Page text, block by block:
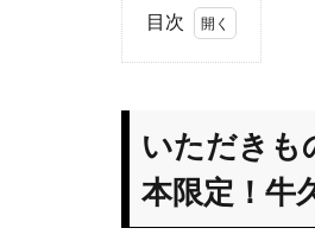
目次
葡萄酒
[赤]2024」
は、販売
予定数
いただきも
本限定！牛